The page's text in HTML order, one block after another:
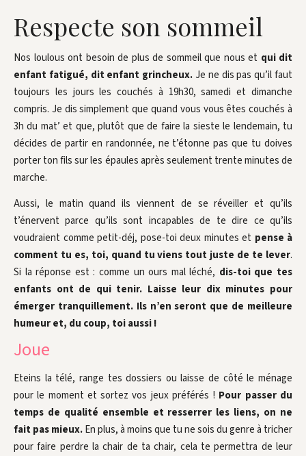
Respecte son sommeil
Nos loulous ont besoin de plus de sommeil que nous et qui dit
enfant fatigué, dit enfant grincheux.Je ne dis pas qu’il faut
toujours les jours les couchés à 19h30, samedi et dimanche
compris. Je dis simplement que quand vous vous êtes couchés à
3h du mat’ et que, plutôt que de faire la sieste le lendemain, tu
décides de partir en randonnée, ne t’étonne pas que tu doives
porter ton fils sur les épaules après seulement trente minutes de
marche.
Aussi, le matin quand ils viennent de se réveiller et qu’ils
t’énervent parce qu’ils sont incapables de te dire ce qu’ils
voudraient comme petit-déj, pose-toi deux minutes et pense à
comment tu es, toi, quand tu viens tout juste de te lever.
Si la réponse est : comme un ours mal léché, dis-toi que tes
enfants ont de qui tenir. Laisse leur dix minutes pour
émerger tranquillement. Ils n’en seront que de meilleure
humeur et, du coup, toi aussi !
Joue
Eteins la télé, range tes dossiers ou laisse de côté le ménage
pour le moment et sortez vos jeux préférés ! Pour passer du
temps de qualité ensemble et resserrer les liens, on ne
fait pas mieux.En plus, à moins que tu ne sois du genre à tricher
pour faire perdre la chair de ta chair, cela te permettra de leur